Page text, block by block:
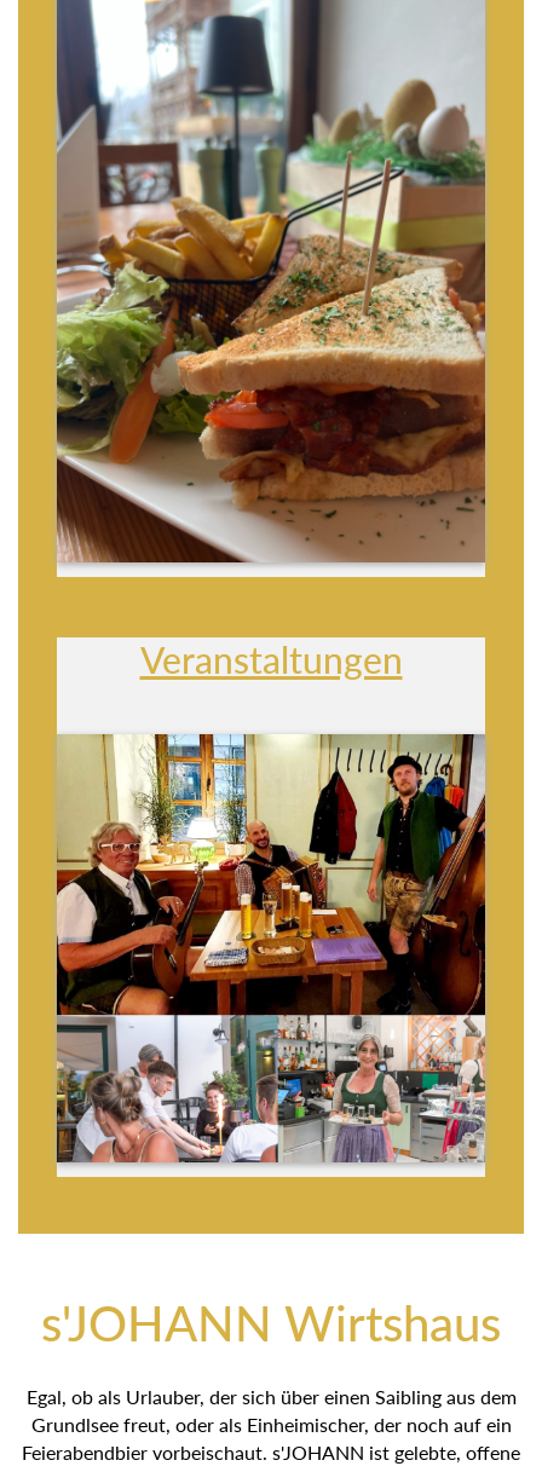
Veranstaltungen
s'JOHANN Wirtshaus
Egal, ob als Urlauber, der sich über einen Saibling aus
dem Grundlsee freut, oder als Einheimischer, der noch auf
ein Feierabendbier vorbeischaut. s'JOHANN ist gelebte,